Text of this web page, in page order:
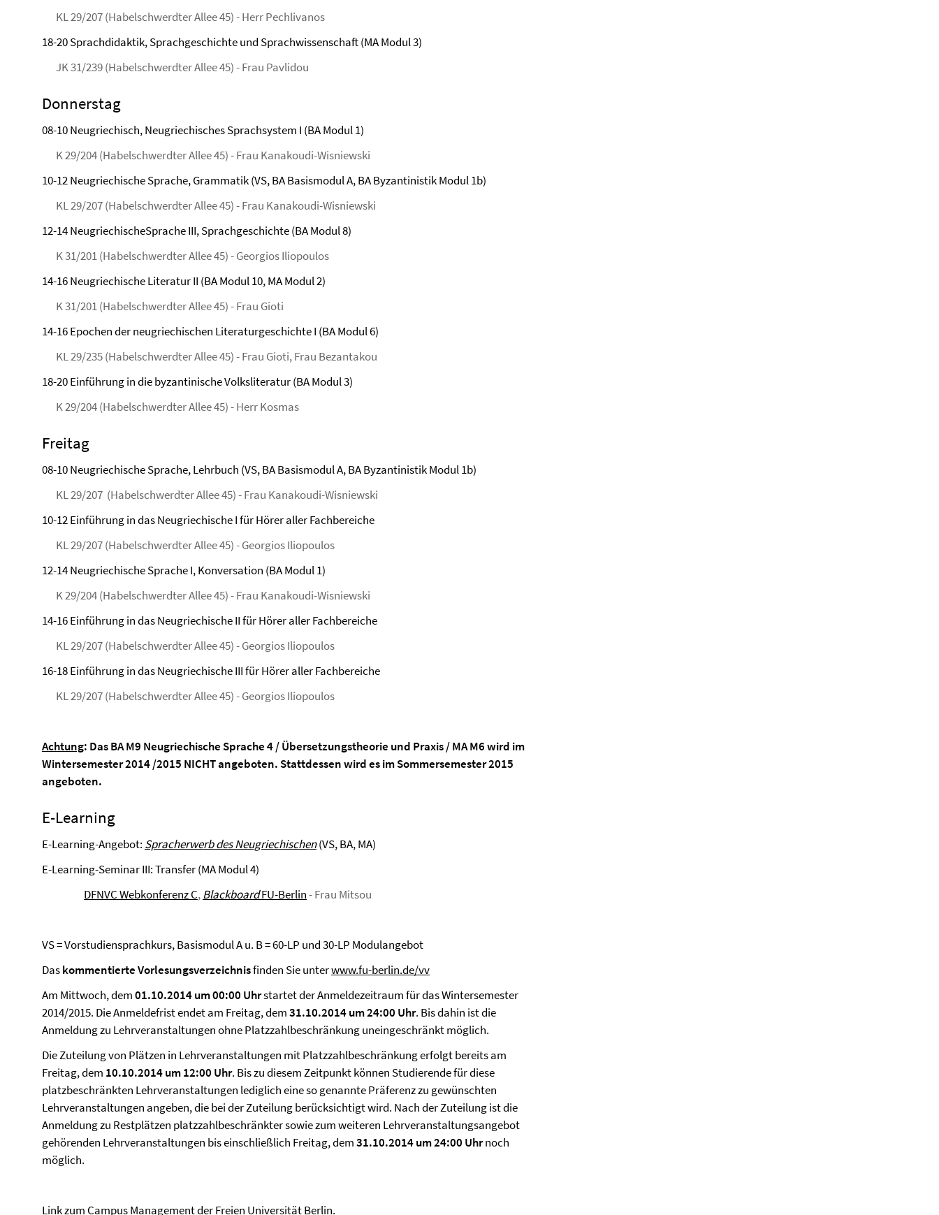
KL 29/207 (Habelschwerdter Allee 45) - Herr Pechlivanos
18-20 Sprachdidaktik, Sprachgeschichte und Sprachwissenschaft (MA Modul 3)
JK 31/239 (Habelschwerdter Allee 45) - Frau Pavlidou
Donnerstag
08-10 Neugriechisch, Neugriechisches Sprachsystem I (BA Modul 1)
K 29/204 (Habelschwerdter Allee 45) - Frau Kanakoudi-Wisniewski
10-12 Neugriechische Sprache, Grammatik (VS, BA Basismodul A, BA Byzantinistik Modul 1b)
KL 29/207 (Habelschwerdter Allee 45) - Frau Kanakoudi-Wisniewski
12-14 NeugriechischeSprache III, Sprachgeschichte (BA Modul 8)
K 31/201 (Habelschwerdter Allee 45) - Georgios Iliopoulos
14-16 Neugriechische Literatur II (BA Modul 10, MA Modul 2)
K 31/201 (Habelschwerdter Allee 45) - Frau Gioti
14-16 Epochen der neugriechischen Literaturgeschichte I (BA Modul 6)
KL 29/235 (Habelschwerdter Allee 45) - Frau Gioti, Frau Bezantakou
18-20 Einführung in die byzantinische Volksliteratur (BA Modul 3)
K 29/204 (Habelschwerdter Allee 45) - Herr Kosmas
Freitag
08-10 Neugriechische Sprache, Lehrbuch (VS, BA Basismodul A, BA Byzantinistik Modul 1b)
KL 29/207 (Habelschwerdter Allee 45) - Frau Kanakoudi-Wisniewski
10-12 Einführung in das Neugriechische I für Hörer aller Fachbereiche
KL 29/207 (Habelschwerdter Allee 45) - Georgios Iliopoulos
12-14 Neugriechische Sprache I, Konversation (BA Modul 1)
K 29/204 (Habelschwerdter Allee 45) - Frau Kanakoudi-Wisniewski
14-16 Einführung in das Neugriechische II für Hörer aller Fachbereiche
KL 29/207 (Habelschwerdter Allee 45) - Georgios Iliopoulos
16-18 Einführung in das Neugriechische III für Hörer aller Fachbereiche
KL 29/207 (Habelschwerdter Allee 45) - Georgios Iliopoulos
Achtung: Das BA M9 Neugriechische Sprache 4 / Übersetzungstheorie und Praxis / MA M6 wird im
Wintersemester 2014 /2015 NICHT angeboten. Stattdessen wird es im Sommersemester 2015
angeboten.
E-Learning
E-Learning-Angebot: Spracherwerb des Neugriechischen(VS, BA, MA)
E-Learning-Seminar III: Transfer (MA Modul 4)
DFNVC Webkonferenz C,BlackboardFU-Berlin- Frau Mitsou
VS = Vorstudiensprachkurs, Basismodul A u. B = 60-LP und 30-LP Modulangebot
Daskommentierte Vorlesungsverzeichnisfinden Sie unterwww.fu-berlin.de/vv
Am Mittwoch, dem01.10.2014 um 00:00 Uhrstartet der Anmeldezeitraum für das Wintersemester
2014/2015. Die Anmeldefrist endet am Freitag, dem31.10.2014 um 24:00 Uhr. Bis dahin ist die
Anmeldung zu Lehrveranstaltungen ohne Platzzahlbeschränkung uneingeschränkt möglich.
Die Zuteilung von Plätzen in Lehrveranstaltungen mit Platzzahlbeschränkung erfolgt bereits am
Freitag, dem 10.10.2014 um 12:00 Uhr. Bis zu diesem Zeitpunkt können Studierende für diese
platzbeschränkten Lehrveranstaltungen lediglich eine so genannte Präferenz zu gewünschten
Lehrveranstaltungen angeben, die bei der Zuteilung berücksichtigt wird. Nach der Zuteilung ist die
Anmeldung zu Restplätzen platzzahlbeschränkter sowie zum weiteren Lehrveranstaltungsangebot
gehörenden Lehrveranstaltungen bis einschließlich Freitag, dem31.10.2014 um 24:00 Uhrnoch
möglich.
Link zum Campus Management der Freien Universität Berlin.